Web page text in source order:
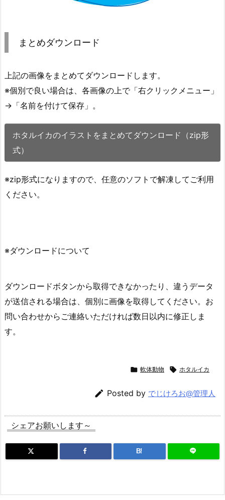
まとめダウンロード
上記の画像をまとめてダウンロードします。
※個別で良い場合は、各画像の上で「右クリックメニュー」
→「名前を付けて保存」。
ホタルイカのイラストをまとめてダウンロード（zip形
式）
※zip形式になりますので、任意のソフトで解凍してご利用
ください。
※ダウンロードについて
ダウンロードボタンから取得できなかったり、違うデータ
が送信される場合は、個別に画像を取得してください。お
問い合わせからご連絡いただければ数日以内に修正しま
す。
 軟体動物  ホタルイカ
 Posted by でじけろお@管理人
シェアお願いします～
B!